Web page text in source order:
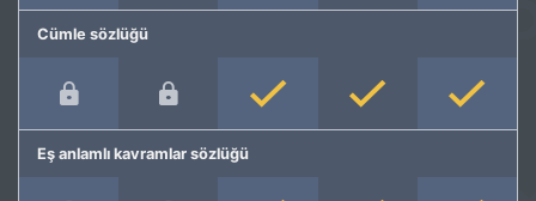
Cümle sözlüğü
Eş anlamlı kavramlar sözlüğü